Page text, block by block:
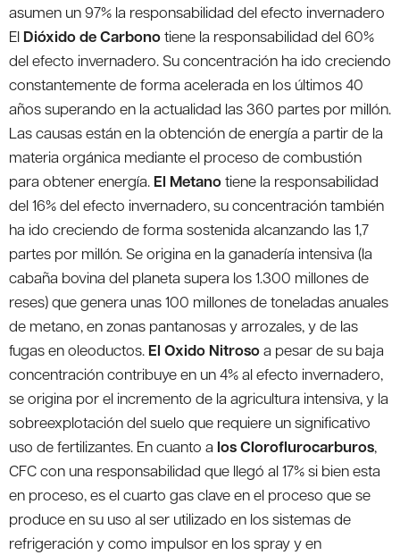
asumen un 97% la responsabilidad del efecto invernadero
El Dióxido de Carbonotiene la responsabilidad del 60%
del efecto invernadero. Su concentración ha ido creciendo
constantemente de forma acelerada en los últimos 40
años superando en la actualidad las 360 partes por millón.
Las causas están en la obtención de energía a partir de la
materia orgánica mediante el proceso de combustión
para obtener energía. El Metanotiene la responsabilidad
del 16% del efecto invernadero, su concentración también
ha ido creciendo de forma sostenida alcanzando las 1,7
partes por millón. Se origina en la ganadería intensiva (la
cabaña bovina del planeta supera los 1.300 millones de
reses) que genera unas 100 millones de toneladas anuales
de metano, en zonas pantanosas y arrozales, y de las
fugas en oleoductos. El Oxido Nitrosoa pesar de su baja
concentración contribuye en un 4% al efecto invernadero,
se origina por el incremento de la agricultura intensiva, y la
sobreexplotación del suelo que requiere un significativo
uso de fertilizantes. En cuanto a los Cloroflurocarburos,
CFC con una responsabilidad que llegó al 17% si bien esta
en proceso, es el cuarto gas clave en el proceso que se
produce en su uso al ser utilizado en los sistemas de
refrigeración y como impulsor en los spray y en